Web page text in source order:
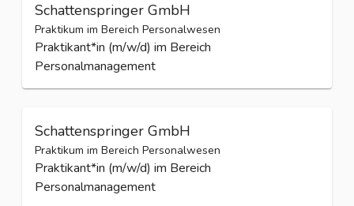
Schattenspringer GmbH
Praktikum im Bereich Personalwesen
Praktikant*in (m/w/d) im Bereich
Personalmanagement
Schattenspringer GmbH
Praktikum im Bereich Personalwesen
Praktikant*in (m/w/d) im Bereich
Personalmanagement